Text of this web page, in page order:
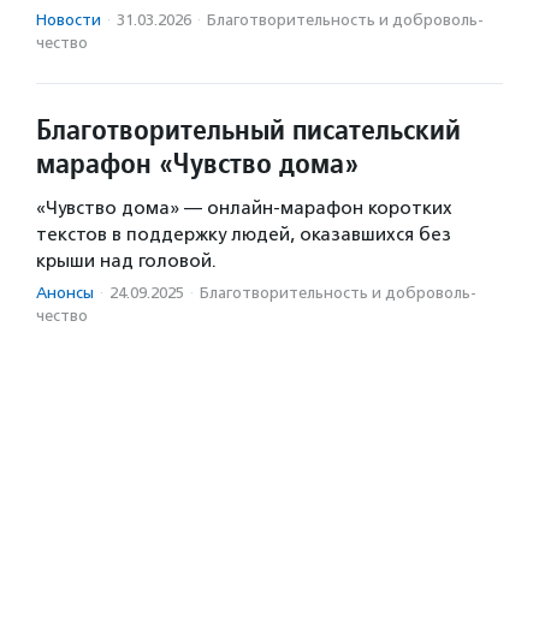
Новости · 31.03.2026 · Благотвори­тель­ность и доброволь­
чест­во
Благотворительный писательский
марафон «Чувство дома»
«Чувство дома» — онлайн-марафон коротких
текстов в поддержку людей, оказавшихся без
крыши над головой.
Анонсы · 24.09.2025 · Благотвори­тель­ность и доброволь­
чест­во